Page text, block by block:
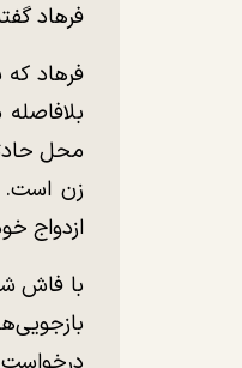
فرهاد
فرهاد
محل
زن است.
ازدواج